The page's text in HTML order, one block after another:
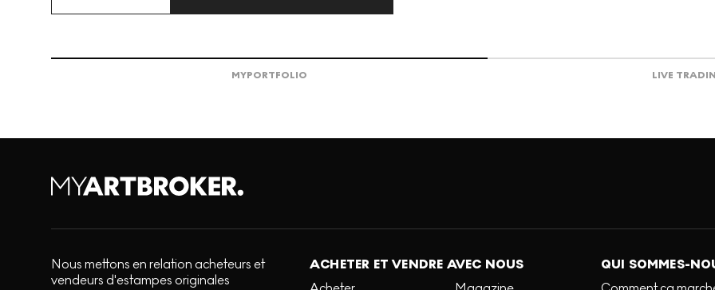
MYPORTFOLIO LIVE
Nous mettons en relation acheteurs et
vendeurs d'estampes originales
ACHETER ET VENDRE AVEC NOUS
QUI SOMMES-